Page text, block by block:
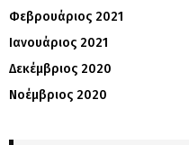
Φεβρουάριος 2021
Ιανουάριος 2021
Δεκέμβριος 2020
Νοέμβριος 2020